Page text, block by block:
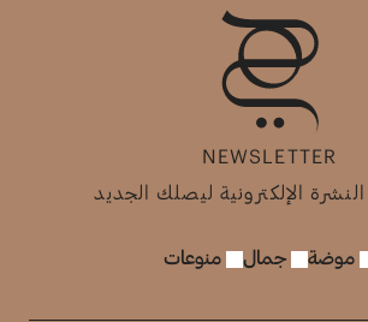
NEWSLETTER
الإلكترونية ليصلك الجديد
جمال منوعات